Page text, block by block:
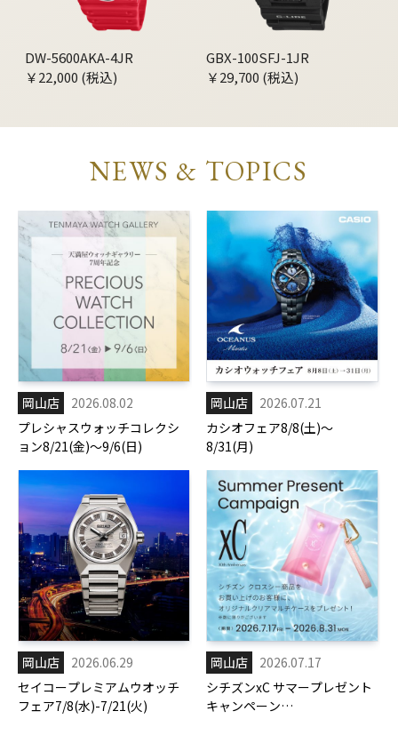
DW-5600AKA-4JR
￥22,000 (税込)
GBX-100SFJ-1JR
￥29,700 (税込)
NEWS & TOPICS
岡山店
2026.08.02
プレシャスウォッチコレクシ
ョン8/21(金)～9/6(日)
岡山店
2026.07.21
カシオフェア8/8(土)～
8/31(月)
岡山店
2026.06.29
セイコープレミアムウオッチ
フェア7/8(水)-7/21(火)
岡山店
2026.07.17
シチズンxC サマープレゼント
キャンペーン